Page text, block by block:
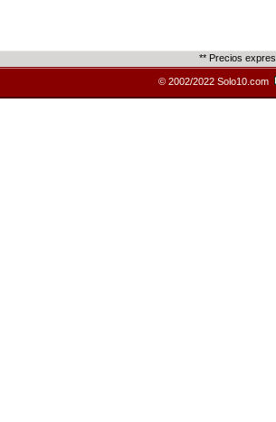
** Precios
© 2002/2022 Solo10.com